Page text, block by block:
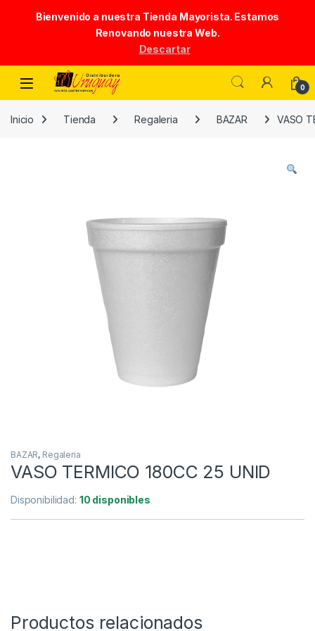
Bienvenido a nuestra Tienda Mayorista. Estamos
Renovando nuestra Web.
Descartar
Skip to navigation
Skip to content
0
Inicio Tienda Regaleria BAZAR VASO
BAZAR, Regaleria
VASO TERMICO 180CC 25 UNID
Disponibilidad: 10 disponibles
Productos relacionados